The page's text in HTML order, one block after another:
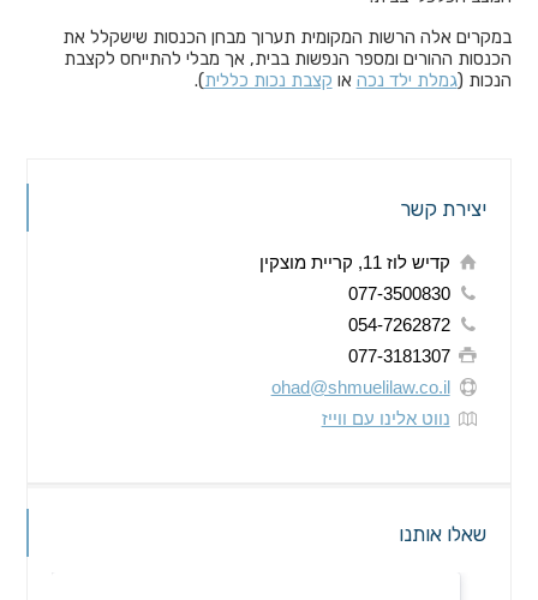
במקרים אלה הרשות המקומית תערוך מבחן הכנסות שישקלל את
הכנסות ההורים ומספר הנפשות בבית, אך מבלי להתייחס לקצבת
הנכות (גמלת ילד נכה או קצבת נכות כללית).
יצירת קשר
קדיש לוז 11, קריית מוצקין
077-3500830
054-7262872
077-3181307
ohad@shmuelilaw.co.il
נווט אלינו עם ווייז
שאלו אותנו